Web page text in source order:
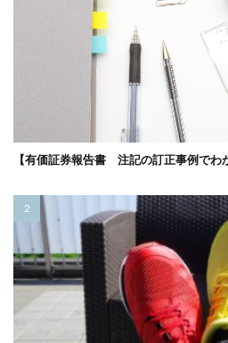
【有価証券報告書 注記の訂正事例でわ